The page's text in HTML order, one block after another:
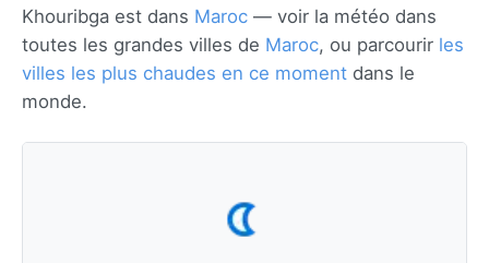
Khouribga est dans Maroc — voir la météo dans
toutes les grandes villes de Maroc, ou parcourir les
villes les plus chaudes en ce moment dans le
monde.